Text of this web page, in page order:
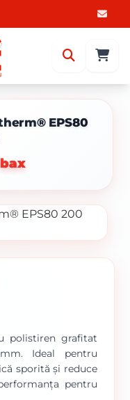
EPS80
polistiren grafitat
Ideal pentru
sporită și reduce
pentru